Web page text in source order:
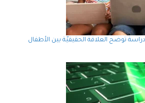
توضح العلاقة الحقيقيّة بين الأطفال